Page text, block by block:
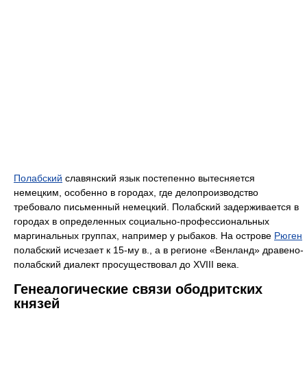
Полабский славянский язык постепенно вытесняется
немецким, особенно в городах, где делопроизводство
требовало письменный немецкий. Полабский задерживается в
городах в определенных социально-профессиональных
маргинальных группах, например у рыбаков. На острове Рюген
полабский исчезает к 15-му в., а в регионе «Венланд» дравено-
полабский диалект просуществовал до XVIII века.
Генеалогические связи ободритских
князей